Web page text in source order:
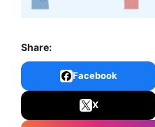
Share:
Facebook
X